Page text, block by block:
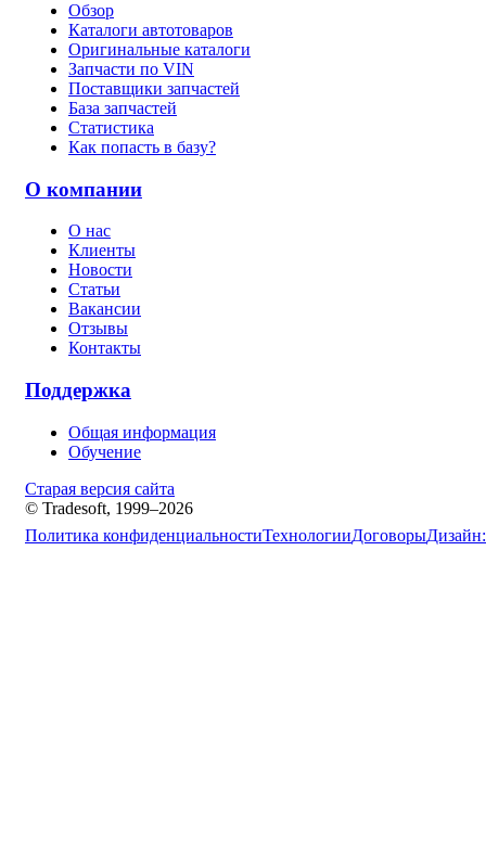
Обзор
Каталоги автотоваров
Оригинальные каталоги
Запчасти по VIN
Поставщики запчастей
База запчастей
Статистика
Как попасть в базу?
О компании
О нас
Клиенты
Новости
Статьи
Вакансии
Отзывы
Контакты
Поддержка
Общая информация
Обучение
Старая версия сайта
© Tradesoft, 1999–2026
Политика конфиденциальностиТехнологииДоговорыДизайн: